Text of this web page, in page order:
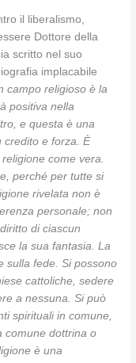
il liberalismo,
Dottore della
scritto nel suo
implacabile
campo religioso è la
positiva nella
e questa è una
credito e forza. È
come vera.
perché per tutte si
rivelata non è
personale; non
di ciascun
la sua fantasia. La
sulla fede. Si possono
cattoliche, sedere
a nessuna. Si può
spirituali in comune,
comune dottrina o
è una